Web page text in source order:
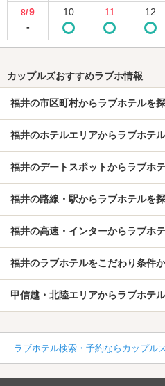
8/9
-
10 11 12
カップルズおすすめラブホ情報
福井の市区町村からラブホテルを
福井のホテルエリアからラブホテ
福井のデートスポットからラブホ
福井の路線・駅からラブホテルを
福井の高速・インターからラブホ
福井のラブホテルをこだわり条件
甲信越・北陸エリアからラブホテ
ラブホテル検索・予約ならカップル